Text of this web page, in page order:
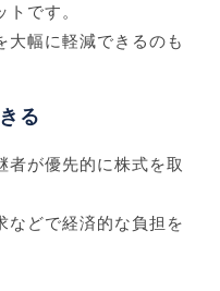
です。
大幅に軽減できるのも
る
者が優先的に株式を取
などで経済的な負担を